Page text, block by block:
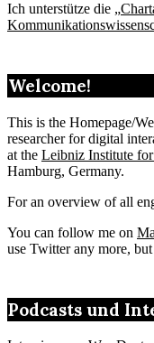
Ich unterstütze die „
Welcome!
This is the Homepage/
researcher for digital
at the Leibniz Institute
Hamburg, Germany.
For an overview of all
You can follow me on
use Twitter any more,
Podcasts und